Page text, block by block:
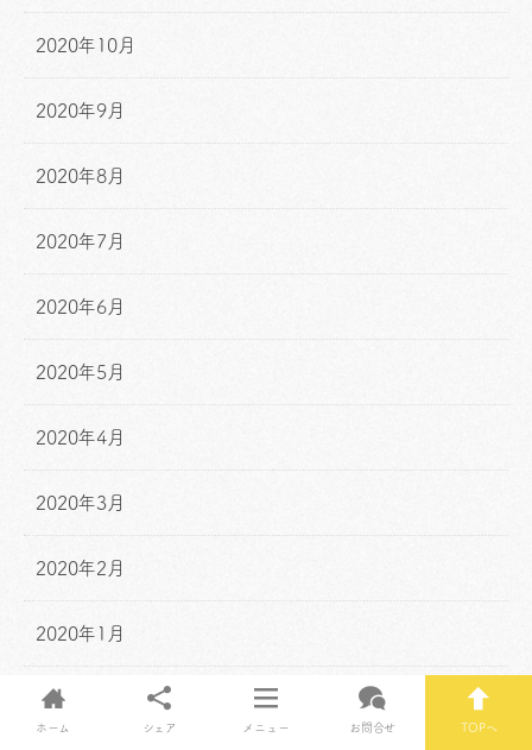
2020年10月
2020年9月
2020年8月
2020年7月
2020年6月
2020年5月
2020年4月
2020年3月
2020年2月
2020年1月
2019年12月
ホーム シェア メニュー お問合せ TOPへ